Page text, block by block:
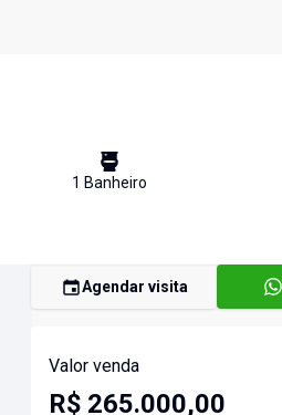
1 Banheiro
Agendar visita
Valor venda
R$ 265.000,00